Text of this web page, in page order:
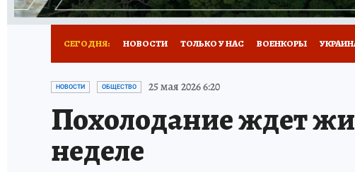
СЕГОДНЯ: НОВОСТИ ТОЛЬКО У НАС ВОЕНКОРЫ
ИСПЫТАНО НА СЕБЕ
НОВОСТИ ОБЩЕСТВО 25 мая 2026 6:20
Похолодание ждет
неделе